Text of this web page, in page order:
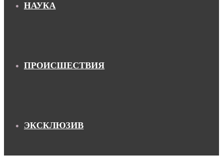
НАУКА
ПРОИСШЕСТВИЯ
ЭКСКЛЮЗИВ